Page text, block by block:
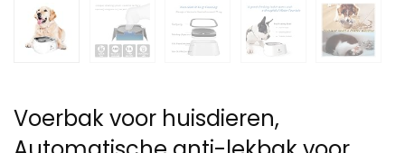
Voerbak voor huisdieren,